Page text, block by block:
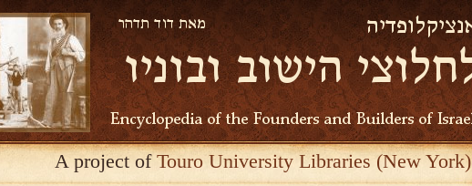
A project ofTouro University Libraries (New York)